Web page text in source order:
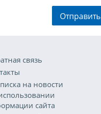
Отправить
связь
на новости
сайта